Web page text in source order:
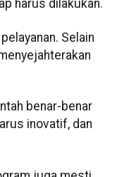
harus dilakukan.
Selain
benar-benar
inovatif, dan